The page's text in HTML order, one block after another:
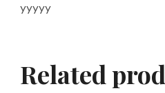
yyyyy
Related